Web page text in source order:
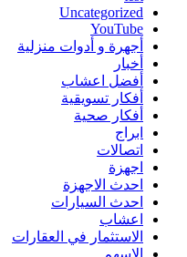
Uncategorized
YouTube
أجهرة و أدوات منزلية
أخبار
أفضل اعشاب
أفكار تسويقية
أفكار صحية
ابراج
اتصالات
اجهزة
احدث الاجهزة
احدث السيارات
اعشاب
الاستثمار في العقارات